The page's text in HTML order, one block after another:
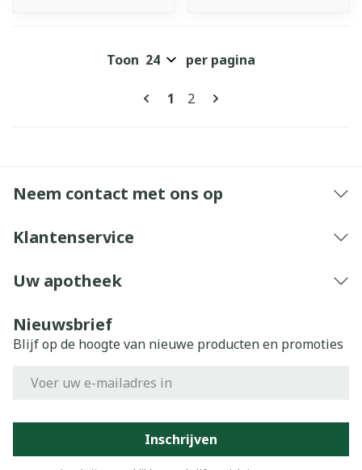
Pagina's
U lees momenteel pagina
1 Pagina
2
Toon per pagina
Neem contact met ons op
Klantenservice
Uw apotheek
Nieuwsbrief
Blijf op de hoogte van nieuwe producten en promoties
Inschrijven